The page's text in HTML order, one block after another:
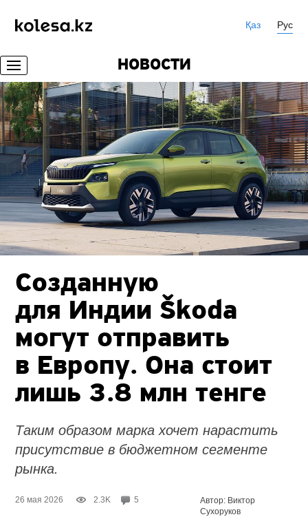
Қаз Рус
НОВОСТИ
Созданную
для Индии Škoda
могут отправить
в Европу. Она стоит
лишь 3.8 млн тенге
Таким образом марка хочет нарастить
присутствие в бюджетном сегменте
рынка.
26 мая 2026 2.3K 5
Автор: Виктор
Сухоруков